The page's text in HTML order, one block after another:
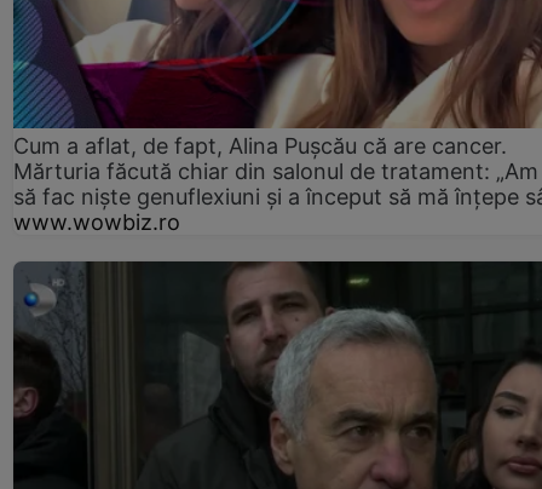
Cum a aflat, de fapt, Alina Pușcău că are cancer.
Mărturia făcută chiar din salonul de tratament:
să fac niște genuflexiuni și a început să mă înțepe
www.wowbiz.ro